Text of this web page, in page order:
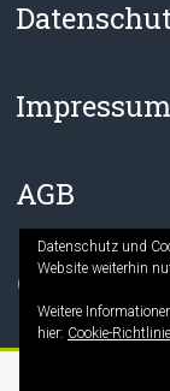
Impressum
AGB
Facebook
Datenschutz und
Website weiterhin
Weitere
hier: Cookie-Richtlinie